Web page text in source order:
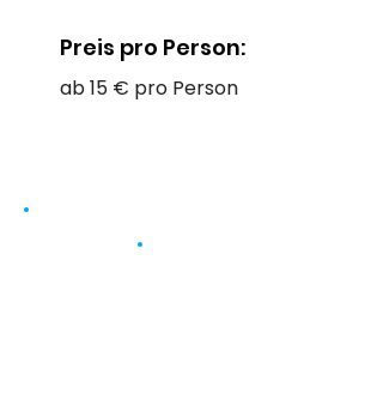
Preis pro Person:
ab 15 € pro Person